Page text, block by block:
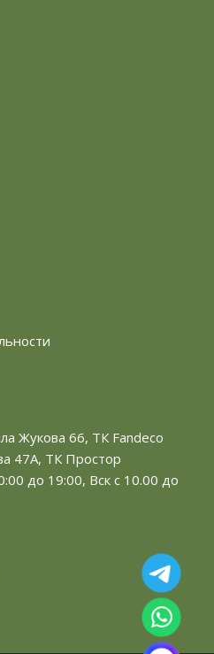
Жукова 66, ТК Fandeco
47А, ТК Простор
до 19:00, Вск с 10.00 до